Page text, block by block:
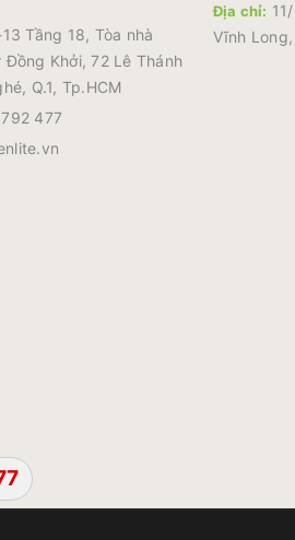
Tầng 18, Tòa nhà
Đồng Khởi, 72 Lê Thánh
Q.1, Tp.HCM
477
Địa chỉ:
Vĩnh